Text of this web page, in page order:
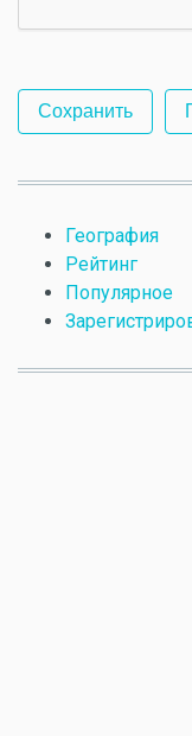
География
Рейтинг
Популярное